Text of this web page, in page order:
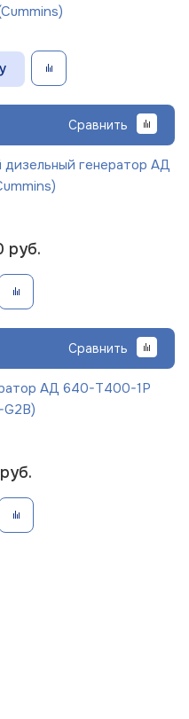
Сравнить
дизельный генератор АД
руб.
Сравнить
АД 640-Т400-1Р
руб.